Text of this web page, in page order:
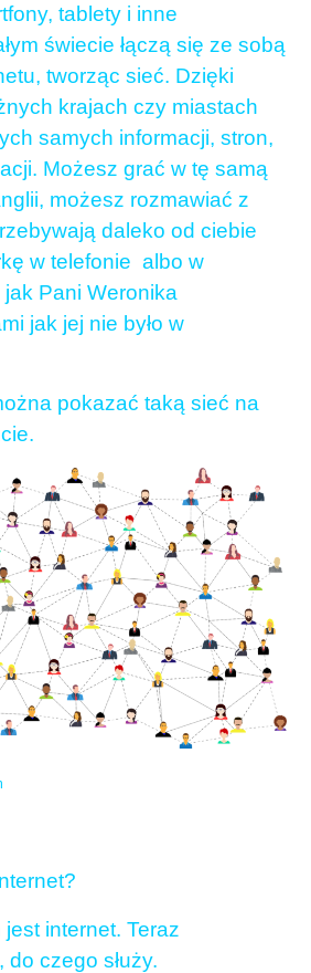
tablety i inne
świecie łączą się ze sobą
tworząc sieć. Dzięki
krajach czy miastach
samych informacji, stron,
Możesz grać w tę samą
możesz rozmawiać z
daleko od ciebie
w telefonie albo w
Pani Weronika
jak jej nie było w
pokazać taką sieć na
internet. Teraz
czego służy.